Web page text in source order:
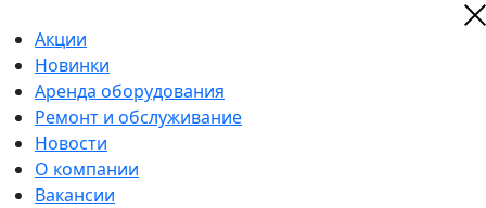
Акции
Новинки
Аренда оборудования
Ремонт и обслуживание
Новости
О компании
Вакансии